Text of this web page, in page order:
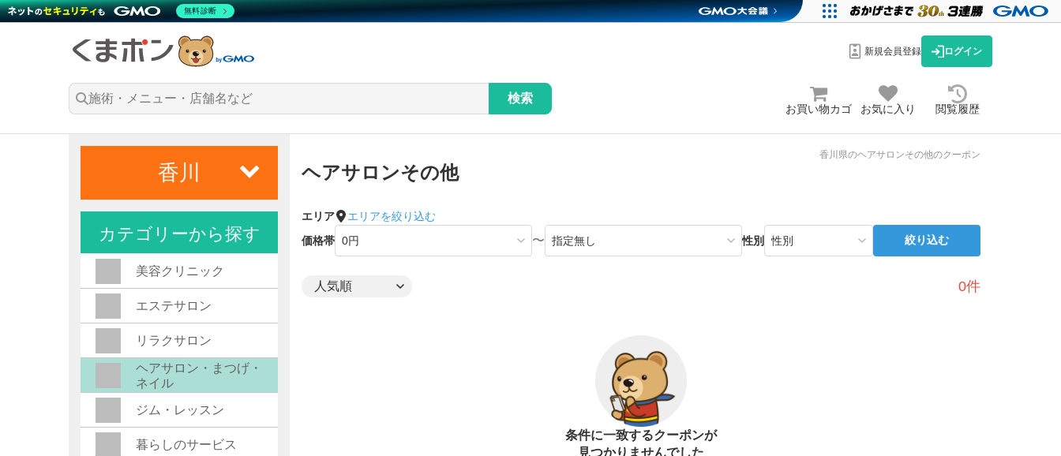
新規会員登録 ログイン
検索
お買い物カゴ お気に入り 閲覧履歴
香川県のヘアサロンその他のクーポン
ヘアサロンその他
エリア
エリアを絞り込む
価格帯
〜 性別 絞り込む
0件
条件に一致するクーポンが
見つかりませんでした
香川
カテゴリーから探す
美容クリニック
エステサロン
リラクサロン
ヘアサロン・まつげ・
ネイル
ジム・レッスン
暮らしのサービス
無料診断